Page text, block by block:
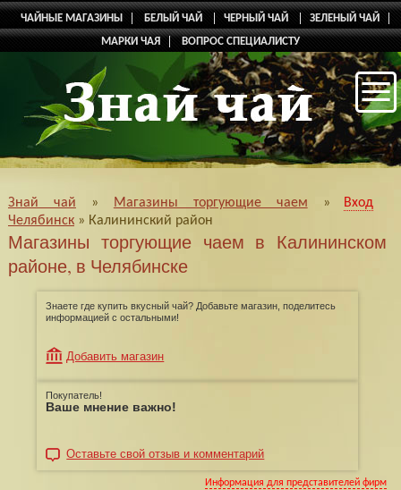
ЧАЙНЫЕ МАГАЗИНЫ БЕЛЫЙ ЧАЙ ЧЕРНЫЙ ЧАЙ
ЗЕЛЕНЫЙ ЧАЙ
МАРКИ ЧАЯ
ВОПРОС СПЕЦИАЛИСТУ
Знай чай » Магазины торгующие чаем »
Челябинск » Калининский район
Вход
Магазины торгующие чаем в Калининском
районе, в Челябинске
Знаете где купить вкусный чай? Добавьте магазин, поделитесь
информацией с остальными!
Добавить магазин
Покупатель!
Ваше мнение важно!
Оставьте свой отзыв и комментарий
Информация для представителей фирм